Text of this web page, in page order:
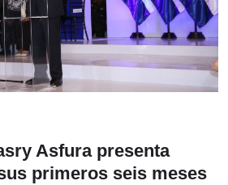
Asfura presenta
primeros seis meses